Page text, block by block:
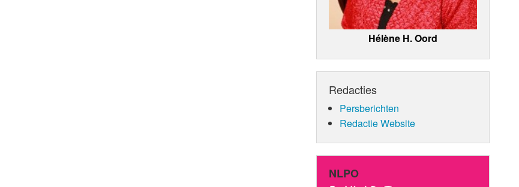
Hélène H. Oord
Redacties
Persberichten
Redactie Website
NLPO